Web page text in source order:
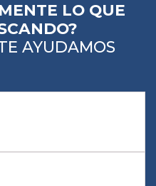
LO QUE
AYUDAMOS